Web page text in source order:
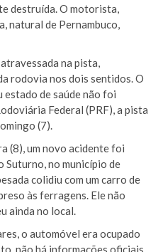
destruída. O motorista,
natural de Pernambuco,
na pista,
rodovia nos dois sentidos. O
de saúde não foi
Federal (PRF), a pista
(7).
(8), um novo acidente foi
Suturno, no município de
colidiu com um carro de
às ferragens. Ele não
ainda no local.
o automóvel era ocupado
não há informações oficiais